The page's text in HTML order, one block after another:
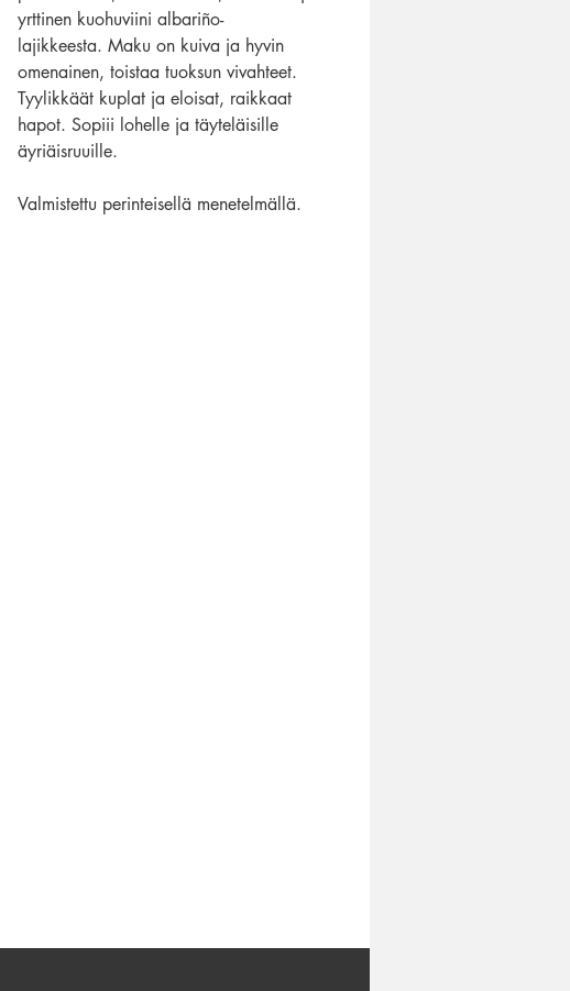
yrttinen kuohuviini albariño-
lajikkeesta. Maku on kuiva ja hyvin
omenainen, toistaa tuoksun vivahteet.
Tyylikkäät kuplat ja eloisat, raikkaat
hapot. Sopiii lohelle ja täyteläisille
äyriäisruuille.
Valmistettu perinteisellä menetelmällä.